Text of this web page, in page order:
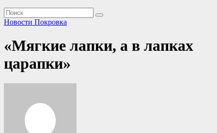
Новости Покровка
«Мягкие лапки, а в лапках
царапки»